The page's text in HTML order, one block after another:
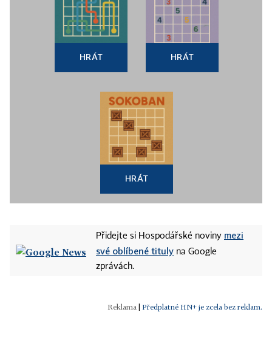
HRÁT HRÁT
HRÁT
Přidejte si Hospodářské noviny mezi
své oblíbené tituly na Google
zprávách.
Předplatné HN+ je zcela bez reklam.